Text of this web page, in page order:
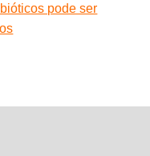
pode ser